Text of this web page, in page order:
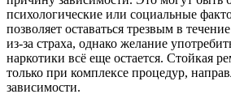
психологические или социальные
позволяет оставаться трезвым в
из-за страха, однако желание
наркотики всё еще остается. Стойкая
только при комплексе процедур,
зависимости.